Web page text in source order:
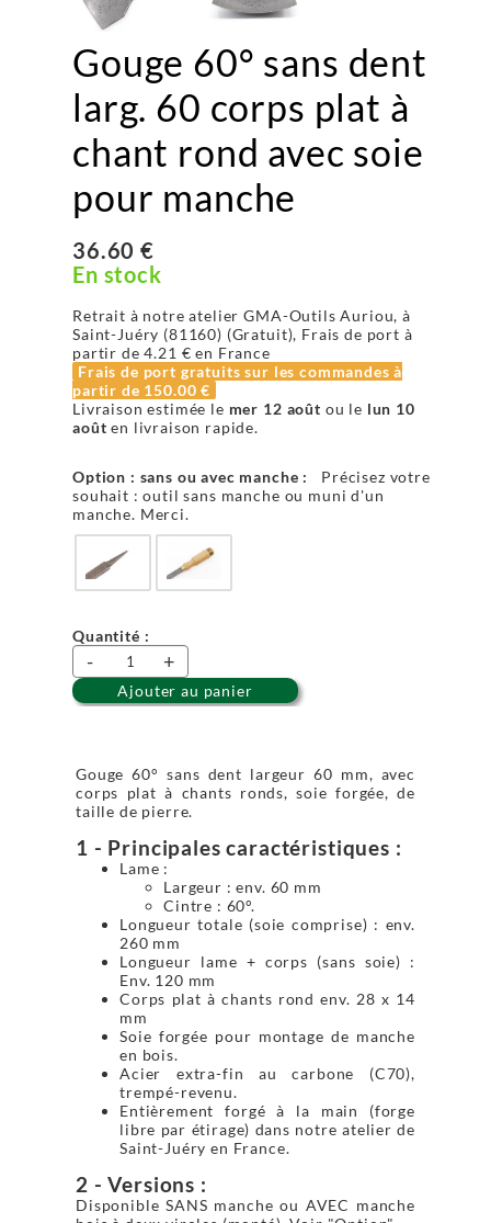
Gouge 60° sans dent
larg. 60 corps plat à
chant rond avec soie
pour manche
36.60 €
En stock
Retrait à notre atelier GMA-Outils Auriou, à
Saint-Juéry (81160) (Gratuit), Frais de port à
partir de4.21 € en France
Frais de port gratuits sur les commandes à
partir de 150.00 €
Livraison estimée le mer 12 août ou le lun 10
août en livraison rapide.
Option : sans ou avec manche :
Précisez votre
souhait : outil sans manche ou muni d'un
manche. Merci.
Quantité :
- +
Ajouter au panier
Gouge 60° sans dent largeur 60 mm, avec
corps plat à chants ronds, soie forgée, de
taille de pierre.
1 - Principales caractéristiques :
Lame :
Largeur : env. 60 mm
Cintre : 60°.
Longueur totale (soie comprise) : env.
260 mm
Longueur lame + corps (sans soie) :
Env. 120 mm
Corps plat à chants rond env. 28 x 14
mm
Soie forgée pour montage de manche
en bois.
Acier extra-fin au carbone (C70),
trempé-revenu.
Entièrement forgé à la main (forge
libre par étirage) dans notre atelier de
Saint-Juéry en France.
2 - Versions :
Disponible SANS manche ou AVEC manche